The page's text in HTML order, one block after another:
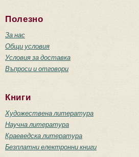
Полезно
За нас
Общи условия
Условия за доставка
Въпроси и отговори
Книги
Художествена литература
Научна литература
Краеведска литература
Безплатни електронни книги